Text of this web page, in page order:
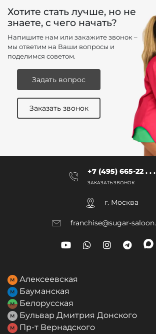
Хотите стать лучше, но не
знаете, с чего начать?
Напишите нам или закажите звонок –
мы ответим на Ваши вопросы и
поделимся советом.
Задать вопрос
Заказать звонок
+7 (495) 665-22 . . .
ЗАКАЗАТЬ ЗВОНОК
г. Москва
franchise@sugar-
Алексеевская
Бауманская
Белорусская
Бульвар Дмитрия Донского
Пр-т Вернадского